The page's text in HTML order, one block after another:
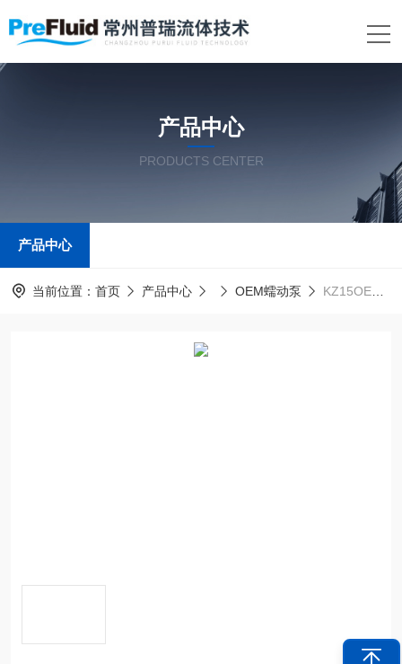
产品中心
PRODUCTS CENTER
产品中心
当前位置： 首页 产品中心 OEM蠕动泵 KZ15OEMPrefluid普瑞流体OEM蠕动泵